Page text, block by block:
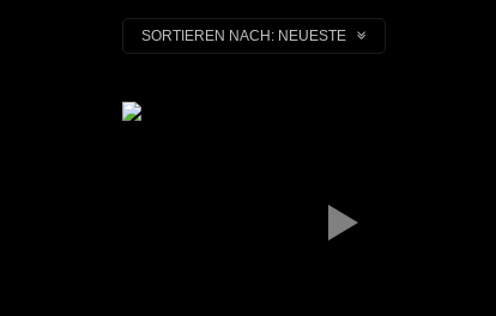
SORTIEREN NACH: NEUESTE